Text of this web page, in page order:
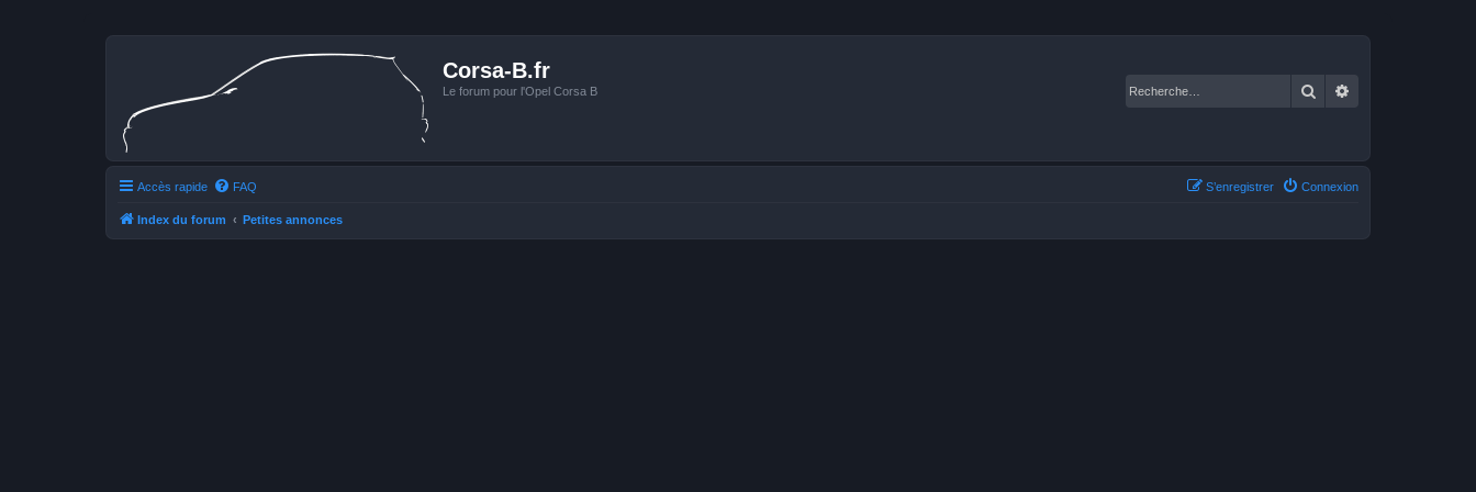
Corsa-B.fr
Le forum pour l'Opel Corsa B Rechercher
Accès rapide FAQ Connexion
S’enregistrer
Index du forum Petites annonces